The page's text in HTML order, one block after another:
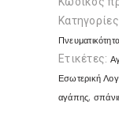
Ετικέτες:
Εσωτερική
αγάπης,